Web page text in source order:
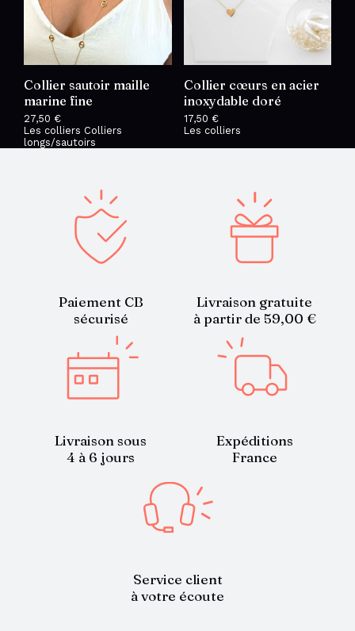
Collier sautoir maille
marine fine
27,50 €
Les colliers Colliers
longs/sautoirs
Collier cœurs en acier
inoxydable doré
17,50 €
Les colliers
Paiement CB
sécurisé
Livraison gratuite
à partir de 59,00 €
Livraison sous
4 à 6 jours
Expéditions
France
Service client
à votre écoute